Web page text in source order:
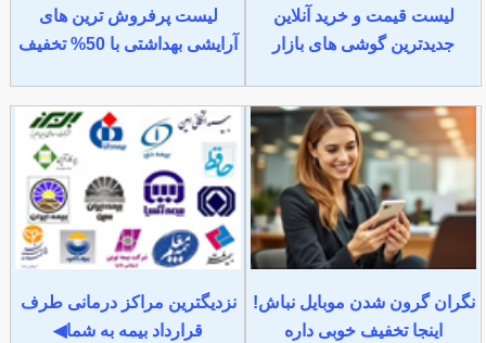
لیست قیمت و خرید آنلاین
جدیدترین گوشی های بازار
لیست پرفروش ترین های
آرایشی بهداشتی با 50% تخفیف
نگران گرون شدن موبایل نباش!
اینجا تخفیف خوبی داره
نزدیگترین مراکز درمانی طرف
قرارداد بیمه به شما◀